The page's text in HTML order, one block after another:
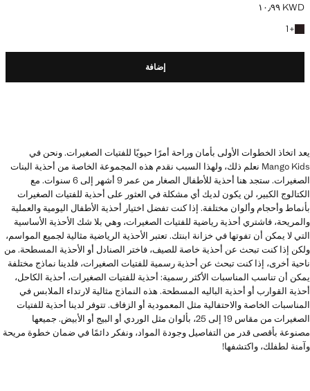
السعر الحالي [KWD ١٠٫٩٩ ]
KWD ١٠٫٩٩
+
1
+ لون آخر
إضافة
يعد اتخاذ الخطوات الأولى بأمان وراحة أمرًا حيويًا للفتيات الصغيرات. ونحن في
Mango Kids نعلم ذلك، ولهذا السبب نقدم هذه المجموعة الخاصة من أحذية البنات
الصغيرات. ستجد هنا أحذية للأطفال الصغار من عمر 9 أشهر إلى 6 سنوات. مع
الكتالوج الكبير، لن يكون لديك أي مشكلة في العثور على أحذية للفتيات الصغيرات
بأنماط وأحجام وألوان مختلفة. إذا كنت تفضل اختيار أحذية الأطفال اليومية والعملية
والمريحة، فاشتري أحذية رياضية للفتيات الصغيرات، وهي بلا شك الأحذية الأساسية
التي لا يمكن أن تفوتها في خزانة ابنتك. تعتبر الأحذية الرياضية مثالية لجميع المواسم،
ولكن إذا كنت تبحث عن أحذية خاصة للصيف، فاختر الصنادل أو الأحذية المسطحة. من
ناحية أخرى، إذا كنت تبحث عن أحذية رسمية للفتيات الصغيرات، فلدينا نماذج مختلفة
يمكن أن تناسب المناسبات الأكثر رسمية: أحذية للفتيات الصغيرات، أحذية الكاحل،
أحذية القوارب أو أحذية الباليه المسطحة. هذه النماذج مثالية لارتداء الملابس في
المناسبات الخاصة والاحتفالية مثل المعمودية أو الزفاف. تتوفر لدينا أحذية للفتيات
الصغيرات من مقاس 19 إلى 25، بألوان مثل الوردي أو البيج أو الأبيض. جميعها
مصنوعة بأقصى قدر من التفاصيل وجودة المواد، ونفكر دائمًا في ضمان خطوة مريحة
وآمنة لطفلك، واكتشفها!